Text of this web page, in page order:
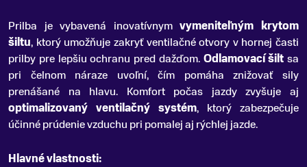
Prilba je vybavená inovatívnymvymeniteľným krytom
šiltu, ktorý umožňuje zakryť ventilačné otvory v hornej časti
prilby pre lepšiu ochranu pred dažďom. Odlamovací šilt sa
pri čelnom náraze uvoľní, čím pomáha znižovať sily
prenášané na hlavu. Komfort počas jazdy zvyšuje aj
optimalizovaný ventilačný systém, ktorý zabezpečuje
účinné prúdenie vzduchu pri pomalej aj rýchlej jazde.
Hlavné vlastnosti: